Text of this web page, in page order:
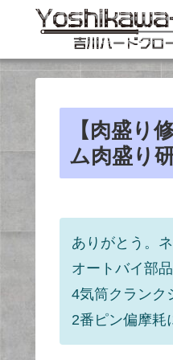
【肉盛り
ム肉盛り
ありがとう。
オートバイ部
4気筒クランク
2番ピン偏摩耗